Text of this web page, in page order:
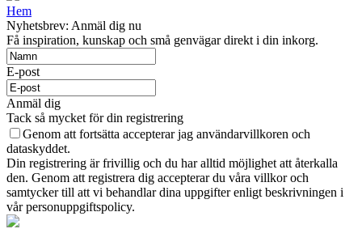
Hem
Nyhetsbrev: Anmäl dig nu
Få inspiration, kunskap och små genvägar direkt i din inkorg.
E-post
Anmäl dig
Tack så mycket för din registrering
Genom att fortsätta accepterar jag användarvillkoren och
dataskyddet.
Din registrering är frivillig och du har alltid möjlighet att återkalla
den. Genom att registrera dig accepterar du våra villkor och
samtycker till att vi behandlar dina uppgifter enligt beskrivningen i
vår personuppgiftspolicy.